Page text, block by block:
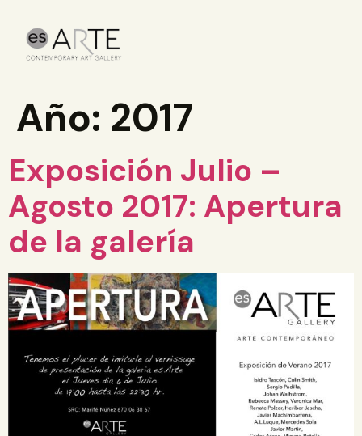
Año: 2017
Exposición Julio –
Agosto 2017: Apertura
de la galería